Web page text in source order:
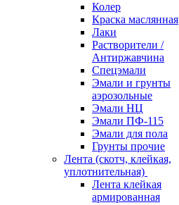
Колер
Краска маслянная
Лаки
Растворители /
Антиржавчина
Спецэмали
Эмали и грунты
аэрозольные
Эмали НЦ
Эмали ПФ-115
Эмали для пола
Грунты прочие
Лента (скотч, клейкая,
уплотнительная)
Лента клейкая
армированная